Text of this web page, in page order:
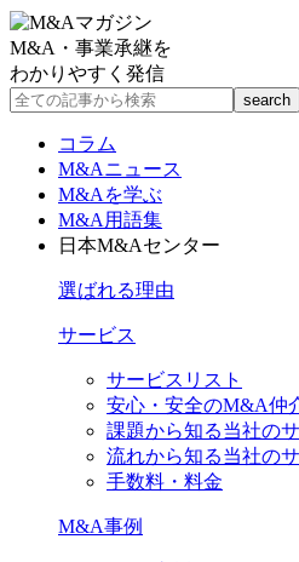
M&A・事業承継を
わかりやすく発信
コラム
M&Aニュース
M&Aを学ぶ
M&A用語集
日本M&Aセンター
選ばれる理由
サービス
サービスリスト
安心・安全のM&A仲
課題から知る当社の
流れから知る当社の
手数料・料金
M&A事例